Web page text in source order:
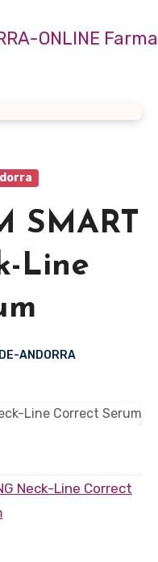
SMART
Line
ANDORRA